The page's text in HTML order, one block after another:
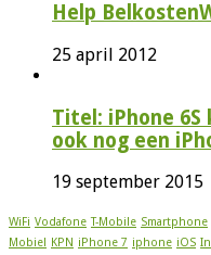
Help
25 april 2012
Titel: iPhone
ook nog een
19 september 2015
WiFi Vodafone T-Mobile Smartphone
Mobiel
KPN iPhone 7 iphone iOS